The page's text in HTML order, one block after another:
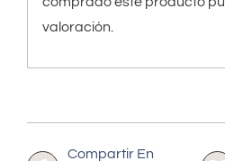
valoración.
Compartir En